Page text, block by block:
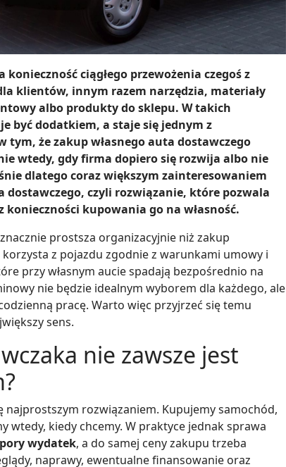
ciągłego przewożenia czegoś z
klientów, innym razem narzędzia, materiały
albo produkty do sklepu. W takich
być dodatkiem, a staje się jednym z
tym, że zakup własnego auta dostawczego
wtedy, gdy firma dopiero się rozwija albo nie
dlatego coraz większym zainteresowaniem
czyli rozwiązanie, które pozwala
konieczności kupowania go na własność.
prostsza organizacyjnie niż zakup
korzysta z pojazdu zgodnie z warunkami umowy i
przy własnym aucie spadają bezpośrednio na
nie będzie idealnym wyborem dla każdego, ale
pracę. Warto więc przyjrzeć się temu
sens.
nie zawsze jest
rozwiązaniem. Kupujemy samochód,
wtedy, kiedy chcemy. W praktyce jednak sprawa
wydatek, a do samej ceny zakupu trzeba
naprawy, ewentualne finansowanie oraz